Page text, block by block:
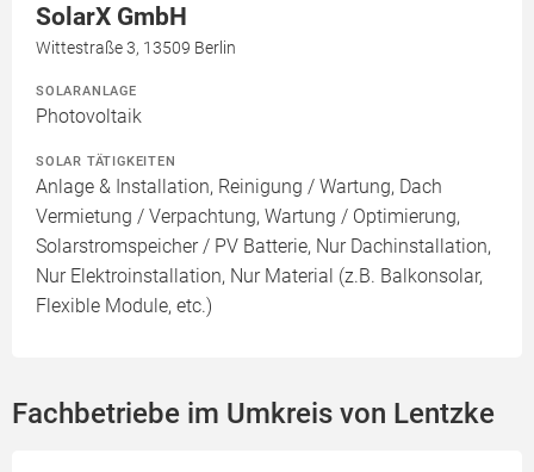
SolarX GmbH
Wittestraße 3, 13509 Berlin
SOLARANLAGE
Photovoltaik
SOLAR TÄTIGKEITEN
Anlage & Installation, Reinigung / Wartung, Dach
Vermietung / Verpachtung, Wartung / Optimierung,
Solarstromspeicher / PV Batterie, Nur Dachinstallation,
Nur Elektroinstallation, Nur Material (z.B. Balkonsolar,
Flexible Module, etc.)
Fachbetriebe im Umkreis von Lentzke